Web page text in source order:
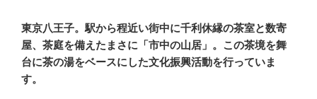
東京八王子。駅から程近い街中に千利休縁の茶室と数寄
屋、茶庭を備えたまさに「市中の山居」。この茶境を舞
台に茶の湯をベースにした文化振興活動を行っていま
す。